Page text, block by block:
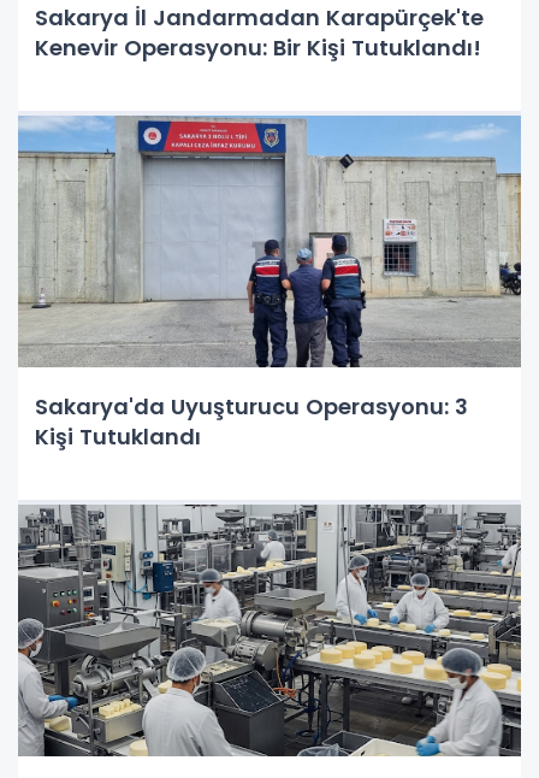
Sakarya İl Jandarmadan Karapürçek'te
Kenevir Operasyonu: Bir Kişi Tutuklandı!
Sakarya'da Uyuşturucu Operasyonu: 3
Kişi Tutuklandı